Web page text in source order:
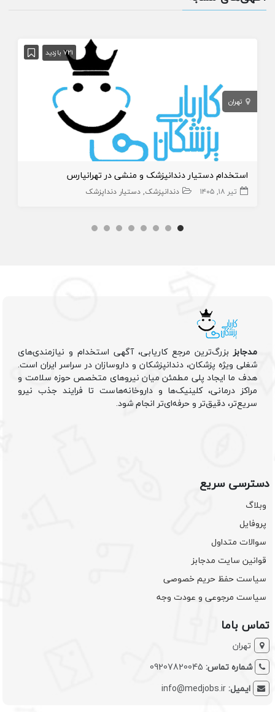
721 بازدید
تهران
استخدام دستیار دندانپزشک و منشی در تهرانپارس
تیر ۱۸, ۱۴۰۵ دندانپزشک دستیار دنداپزشک
مدجابزبزرگ‌ترین مرجع کاریابی، آگهی استخدام و نیازمندی‌های
شغلی ویژه پزشکان، دندانپزشکان و داروسازان در سراسر ایران است.
هدف ما ایجاد پلی مطمئن میان نیروهای متخصص حوزه سلامت و
مراکز درمانی، کلینیک‌ها و داروخانه‌هاست تا فرایند جذب نیرو
سریع‌تر، دقیق‌تر و حرفه‌ای‌تر انجام شود.
دسترسی سریع
وبلاگ
پروفایل
سوالات متداول
قوانین سایت مدجابز
سیاست حفظ حریم خصوصی
سیاست مرجوعی و عودت وجه
تماس باما
تهران
شماره تماس: 09207820045
ایمیل:info@medjobs.ir